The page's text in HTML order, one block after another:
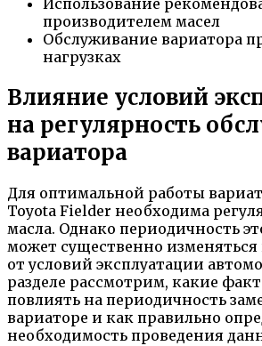
Использование
производителем масел
Обслуживание вариатора
нагрузках
Влияние условий
на регулярность
вариатора
Для оптимальной работы
Toyota Fielder необходима
масла. Однако периодичность
может существенно изменяться
от условий эксплуатации
разделе рассмотрим, какие
повлиять на периодичность
вариаторе и как правильно
необходимость проведения